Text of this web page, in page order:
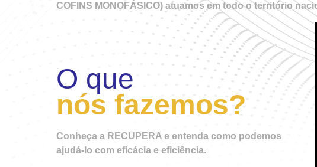
COFINS MONOFÁSICO) atuamos em todo o território
O que
nós fazemos?
Conheça a RECUPERA e entenda como podemos
ajudá-lo com eficácia e eficiência.